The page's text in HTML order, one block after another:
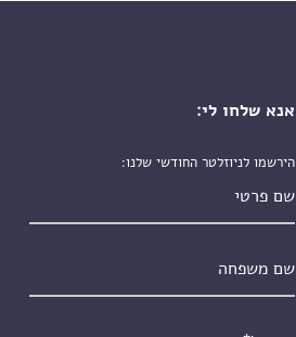
אנא שלחו לי:
הירשמו לניוזלטר החודשי שלנו: